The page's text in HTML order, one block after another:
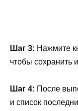
Шаг 3: Нажмите
чтобы сохранить
Шаг 4: После
и список